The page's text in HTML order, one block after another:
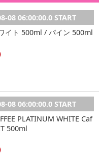
08 06:00:00.0 START
イト 500ml / パイン 500ml
08 06:00:00.0 START
PLATINUM WHITE Caf
500ml